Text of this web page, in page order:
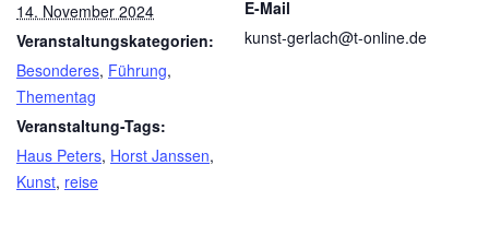
14. November 2024
Veranstaltungskategorien:
Besonderes, Führung,
Thementag
Veranstaltung-Tags:
Haus Peters, Horst Janssen,
Kunst, reise
E-Mail
kunst-gerlach@t-online.de